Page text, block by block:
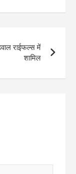
राईफल्स में
शामिल